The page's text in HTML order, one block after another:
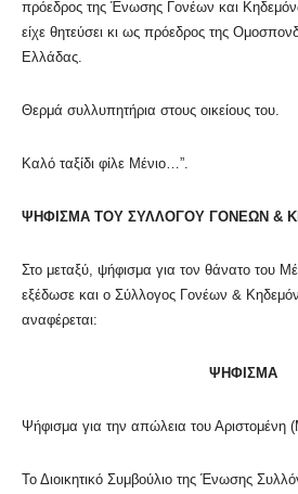
πρόεδρος της Ένωσης Γονέων και
είχε θητεύσει κι ως πρόεδρος της
Ελλάδας.
Θερμά συλλυπητήρια στους οικείους του.
Καλό ταξίδι φίλε Μένιο…”.
ΨΗΦΙΣΜΑ ΤΟΥ ΣΥΛΛΟΓΟΥ ΓΟΝΕΩΝ &
Στο μεταξύ, ψήφισμα για τον θάνατο του
εξέδωσε και ο Σύλλογος Γονέων &
αναφέρεται:
ΨΗΦΙΣΜΑ
Ψήφισμα για την απώλεια του Αριστομένη
Το Διοικητικό Συμβούλιο της Ένωσης